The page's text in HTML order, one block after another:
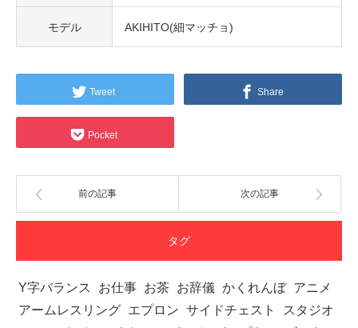
モデル AKIHITO(細マッチョ)
Tweet Share
Pocket
前の記事 次の記事
タグ
Y字バランス お仕事 お茶 お辞儀 かくれんぼ アニメ
アームレスリング エプロン サイドチェスト
スタジオ